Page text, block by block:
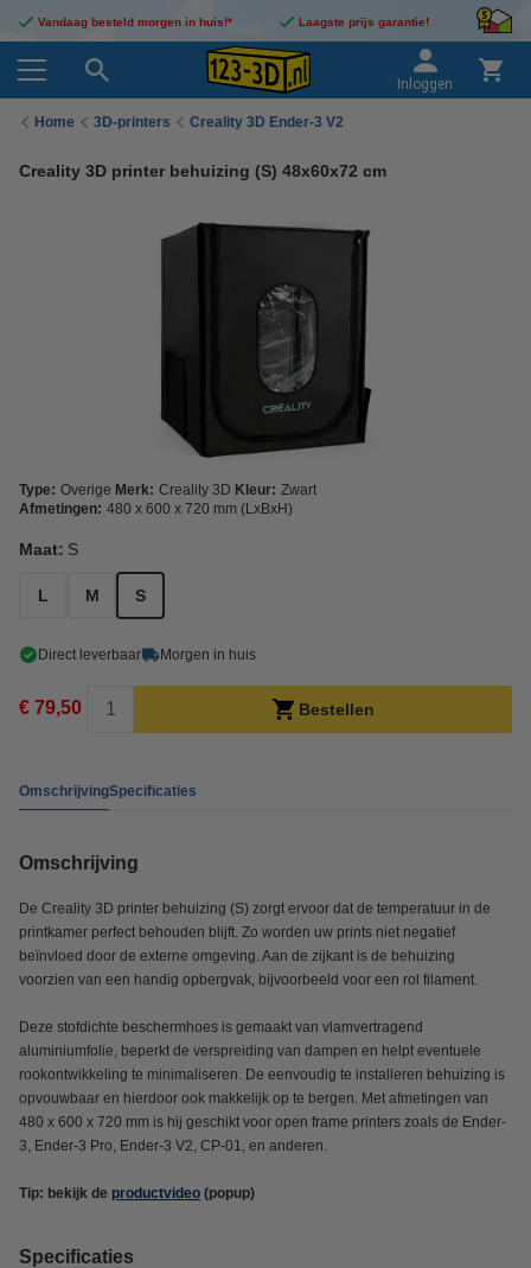
Vandaag besteld morgen in huis!* Laagste prijs garantie!
Inloggen
Home 3D-printers Creality 3D Ender-3 V2
Creality 3D printer behuizing (S) 48x60x72 cm
Type: Overige Merk: Creality 3D Kleur: Zwart
Afmetingen: 480 x 600 x 720 mm (LxBxH)
Maat: S
L M S
Direct leverbaar Morgen in huis
€ 79,50 Bestellen
OmschrijvingSpecificaties
Omschrijving
De Creality 3D printer behuizing (S) zorgt ervoor dat de temperatuur in de
printkamer perfect behouden blijft. Zo worden uw prints niet negatief
beïnvloed door de externe omgeving. Aan de zijkant is de behuizing
voorzien van een handig opbergvak, bijvoorbeeld voor een rol filament.
Deze stofdichte beschermhoes is gemaakt van vlamvertragend
aluminiumfolie, beperkt de verspreiding van dampen en helpt eventuele
rookontwikkeling te minimaliseren. De eenvoudig te installeren behuizing is
opvouwbaar en hierdoor ook makkelijk op te bergen. Met afmetingen van
480 x 600 x 720 mm is hij geschikt voor open frame printers zoals de Ender-
3, Ender-3 Pro, Ender-3 V2, CP-01, en anderen.
Tip: bekijk de productvideo (popup)
Specificaties